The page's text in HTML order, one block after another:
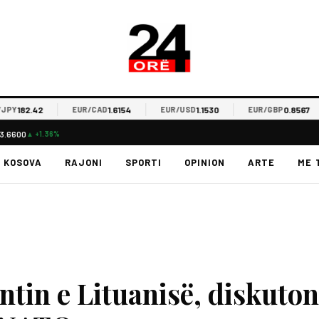
EUR/CAD1.6154 EUR/USD1.1530 EUR/GBP0.8567
▲ +1.36%
KOSOVA RAJONI SPORTI OPINION ARTE ME
e Lituanisë, diskuton